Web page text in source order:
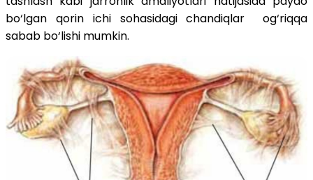
bo‘lgan qorin ichi sohasidagi chandiqlar og‘riqqa
sabab bo‘lishi mumkin.